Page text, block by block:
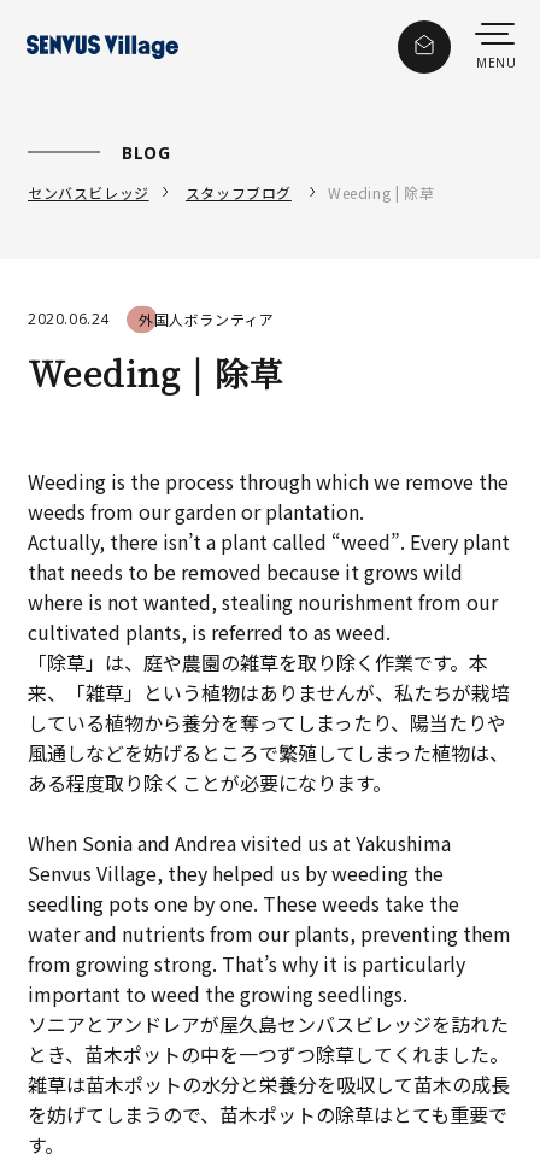
BLOG
センバスビレッジ スタッフブログ Weeding | 除草
2020.06.24 外国人ボランティア
Weeding | 除草
Weeding is the process through which we remove the
weeds from our garden or plantation.
Actually, there isn’t a plant called “weed”. Every plant
that needs to be removed because it grows wild
where is not wanted, stealing nourishment from our
cultivated plants, is referred to as weed.
「除草」は、庭や農園の雑草を取り除く作業です。本
来、「雑草」という植物はありませんが、私たちが栽培
している植物から養分を奪ってしまったり、陽当たりや
風通しなどを妨げるところで繁殖してしまった植物は、
ある程度取り除くことが必要になります。
When Sonia and Andrea visited us at Yakushima
Senvus Village, they helped us by weeding the
seedling pots one by one. These weeds take the
water and nutrients from our plants, preventing them
from growing strong. That’s why it is particularly
important to weed the growing seedlings.
ソニアとアンドレアが屋久島センバスビレッジを訪れた
とき、苗木ポットの中を一つずつ除草してくれました。
雑草は苗木ポットの水分と栄養分を吸収して苗木の成長
を妨げてしまうので、苗木ポットの除草はとても重要で
す。